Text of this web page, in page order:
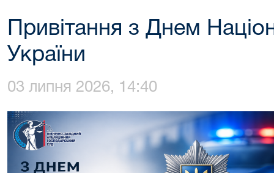
Привітання з Днем
України
03 липня 2026, 14:40